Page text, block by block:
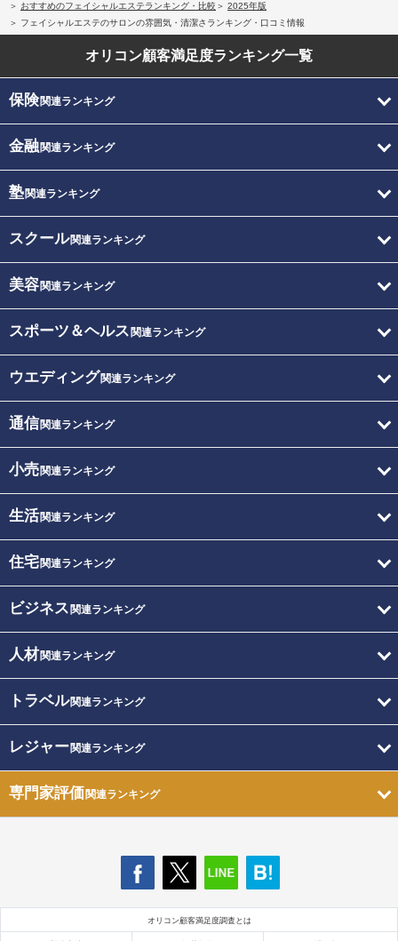
おすすめのフェイシャルエステランキング・比較
2025年版
フェイシャルエステのサロンの雰囲気・清潔さランキング・口コミ情報
オリコン顧客満足度ランキング一覧
保険関連ランキング
金融関連ランキング
塾関連ランキング
スクール関連ランキング
美容関連ランキング
スポーツ＆ヘルス 関連ランキング
ウエディング関連ランキング
通信関連ランキング
小売関連ランキング
生活関連ランキング
住宅関連ランキング
ビジネス 関連ランキング
人材関連ランキング
トラベル関連ランキング
レジャー関連ランキング
専門家評価関連ランキング
オリコン顧客満足度調査とは